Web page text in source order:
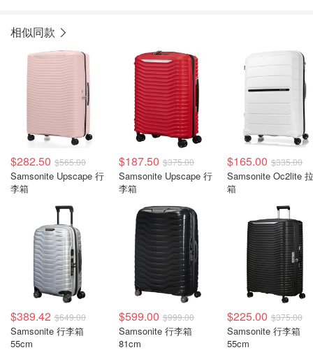
相似同款
$282.50 $565.00
Samsonite Upscape 行
李箱
$187.50 $375.00
Samsonite Upscape 行
李箱
$165.00 $335.00
Samsonite Oc2lite
箱
$389.42 $649.00
Samsonite 行李箱
55cm
$599.00 $999.00
Samsonite 行李箱
81cm
$225.00 $375.00
Samsonite 行李箱
55cm